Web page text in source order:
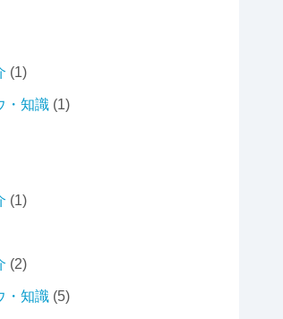
(1)
・知識 (1)
(1)
(2)
・知識 (5)